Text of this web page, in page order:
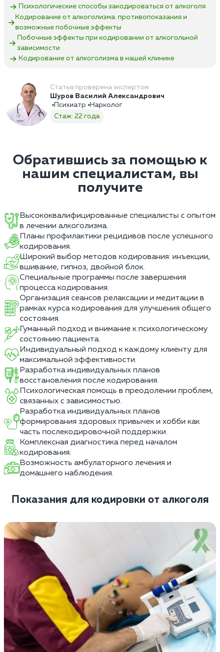
Психологические способы закодироваться от алкоголя
Кодирование от алкоголизма: противопоказания и
возможные побочные эффекты
Побочные эффекты при кодировании от алкогольной
зависимости
Кодирование от алкоголизма в нашей клинике
Статья проверена экспертом
Шуров Василий Александрович
Психиатр
Нарколог
Стаж: 22 года
Обратившись за помощью к
нашим специалистам, вы
получите
Высококвалифицированные специалисты с опытом
в лечении алкоголизма.
Планы профилактики рецидивов после успешного
кодирования.
Широкий выбор методов кодирования: инъекции,
вшивание, гипноз, двойной блок.
Специальные программы после завершения
процесса кодирования.
Организация сеансов релаксации и медитации в
рамках курса кодирования для улучшения общего
состояния.
Гуманный подход и внимание к психологическому
состоянию пациента.
Индивидуальный подход к каждому клиенту для
максимальной эффективности.
Разработка индивидуальных планов
восстановления после кодирования.
Психологическая помощь в преодолении проблем,
связанных с зависимостью.
Разработка индивидуальных планов
формирования здоровых привычек и хобби как
часть послекодировочной поддержки.
Комплексная диагностика перед началом
кодирования.
Возможность амбулаторного лечения и
домашнего наблюдения.
Показания для кодировки от алкоголя